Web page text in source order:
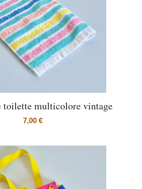
toilette multicolore vintage
7,00 €